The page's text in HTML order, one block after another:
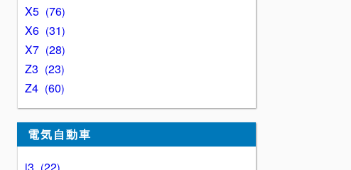
X5
76
X6
31
X7
28
Z3
23
Z4
60
電気自動車